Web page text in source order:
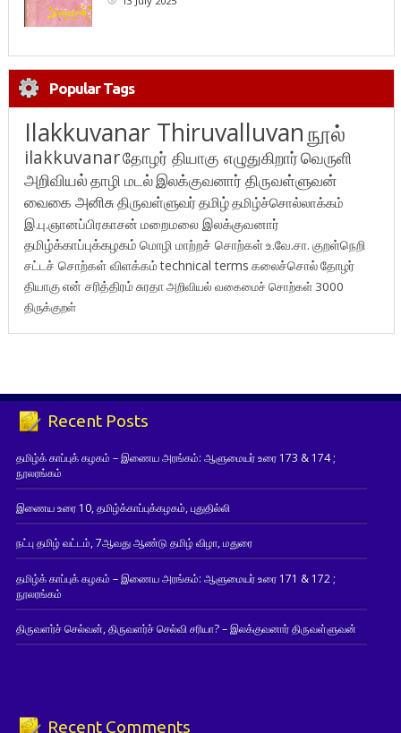
Popular Tags
Ilakkuvanar Thiruvalluvanநூல்
ilakkuvanarதோழர் தியாகு எழுதுகிறார்வெருளி
அறிவியல்தாழி மடல்இலக்குவனார் திருவள்ளுவன்
வைகை அனிசுதிருவள்ளுவர்தமிழ்தமிழ்ச்சொல்லாக்கம்
இ.பு.ஞானப்பிரகாசன் மறைமலை இலக்குவனார்
தமிழ்க்காப்புக்கழகம் மொழி மாற்றச் சொற்கள்உ.வே.சா. குறள்நெறி
சட்டச் சொற்கள் விளக்கம்technical terms கலைச்சொல்தோழர்
தியாகுஎன் சரித்திரம்சுரதாஅறிவியல் வகைமைச் சொற்கள் 3000
திருக்குறள்
Recent Posts
தமிழ்க் காப்புக் கழகம் – இணைய அரங்கம்: ஆளுமையர் உரை 173 & 174 ;
நூலரங்கம்
இணைய உரை 10, தமிழ்க்காப்புக்கழகம், புதுதில்லி
நட்பு தமிழ் வட்டம், 7ஆவது ஆண்டு தமிழ் விழா, மதுரை
தமிழ்க் காப்புக் கழகம் – இணைய அரங்கம்: ஆளுமையர் உரை 171 & 172 ;
நூலரங்கம்
திருவளர்ச் செல்வன், திருவளர்ச் செல்வி சரியா? – இலக்குவனார் திருவள்ளுவன்
Recent Comments